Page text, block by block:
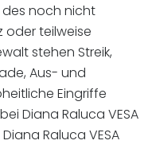
noch nicht
oder teilweise
stehen Streik,
Aus- und
Eingriffe
Diana Raluca VESA
Raluca VESA